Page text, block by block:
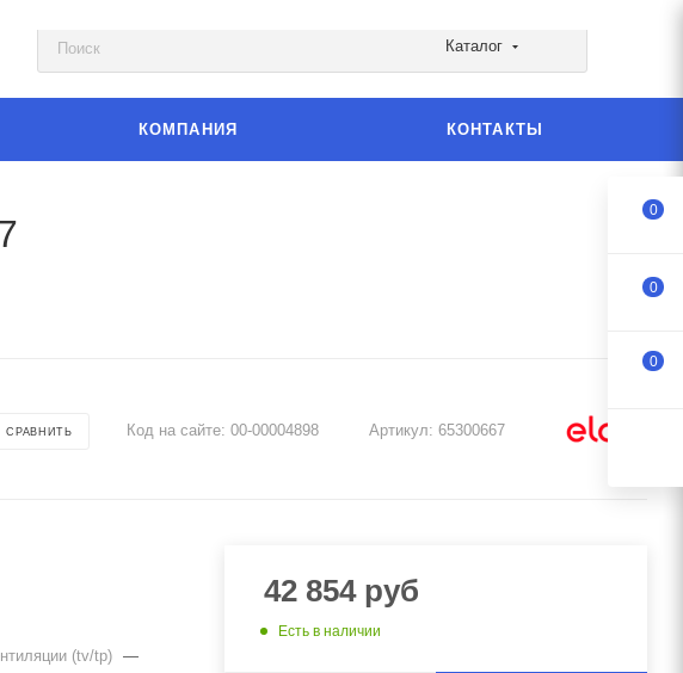
Каталог
КОМПАНИЯ КОНТАКТЫ
СРАВНИТЬ Код на сайте: 00-00004898 Артикул: 65300667
(tv/tp)
—
42 854руб
Есть в наличии
0
0
0